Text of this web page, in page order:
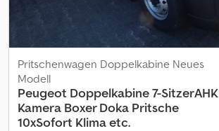
Pritschenwagen Doppelkabine Neues
Modell
Peugeot Doppelkabine 7-SitzerAHK
Kamera Boxer Doka Pritsche
10xSofort Klima etc.